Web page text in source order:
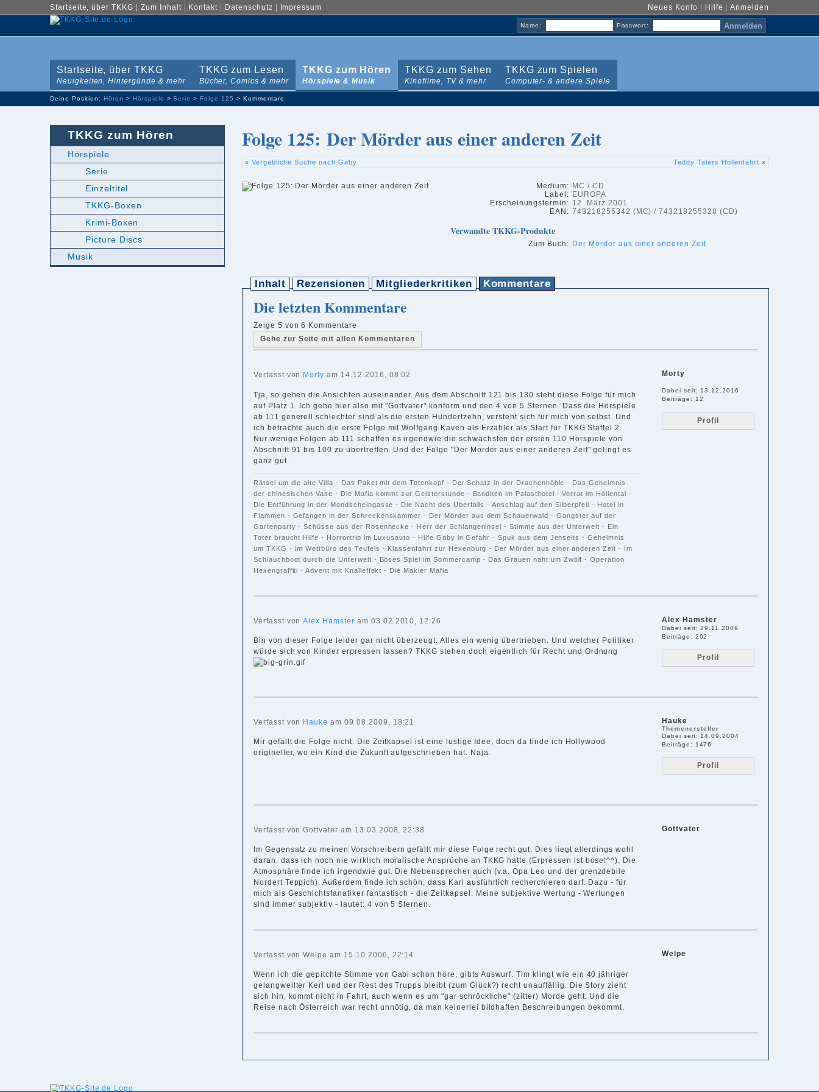
Neues Konto Hilfe |Anmelden
Startseite, über TKKG Zum Inhalt| Kontakt Datenschutz Impressum
Name: Passwort:
Startseite, über TKKG
Neuigkeiten, Hintergünde & mehr
TKKG zum Lesen
Bücher, Comics & mehr
TKKG zum Hören
Hörspiele & Musik
TKKG zum Sehen
Kinofilme, TV & mehr
TKKG zum Spielen
Computer- & andere Spiele
Deine Position:Hören > Hörspiele >Serie >Folge 125 > Kommentare
Folge 125: Der Mörder aus einer anderen Zeit
« Vergebliche Suche nach Gaby Teddy Talers Höllenfahrt »
Medium:
Label:
Erscheinungstermin:
EAN:
MC / CD
EUROPA
12. März 2001
743218255342 (MC) / 743218255328 (CD)
Verwandte TKKG-Produkte
Zum Buch: Der Mörder aus einer anderen Zeit
Inhalt Rezensionen Mitgliederkritiken Kommentare
Die letzten Kommentare
Zeige 5 von 6 Kommentare
Gehe zur Seite mit allen Kommentaren
Verfasst von Morty am 14.12.2016, 08:02
Tja, so gehen die Ansichten auseinander. Aus dem Abschnitt 121 bis 130 steht diese Folge für mich
auf Platz 1. Ich gehe hier also mit "Gottvater" konform und den 4 von 5 Sternen. Dass die Hörspiele
ab 111 generell schlechter sind als die ersten Hundertzehn, versteht sich für mich von selbst. Und
ich betrachte auch die erste Folge mit Wolfgang Kaven als Erzähler als Start für TKKG Staffel 2.
Nur wenige Folgen ab 111 schaffen es irgendwie die schwächsten der ersten 110 Hörspiele von
Abschnitt 91 bis 100 zu übertreffen. Und der Folge "Der Mörder aus einer anderen Zeit" gelingt es
ganz gut.
Rätsel um die alte Villa - Das Paket mit dem Totenkopf - Der Schatz in der Drachenhöhle - Das Geheimnis
der chinesischen Vase - Die Mafia kommt zur Geisterstunde - Banditen im Palasthotel - Verrat im Höllental -
Die Entführung in der Mondscheingasse - Die Nacht des Überfalls - Anschlag auf den Silberpfeil - Hotel in
Flammen - Gefangen in der Schreckenskammer - Der Mörder aus dem Schauerwald - Gangster auf der
Gartenparty - Schüsse aus der Rosenhecke - Herr der Schlangeninsel - Stimme aus der Unterwelt - Ein
Toter braucht Hilfe - Horrortrip im Luxusauto - Hilfe Gaby in Gefahr - Spuk aus dem Jenseits - Geheimnis
um TKKG - Im Wettbüro des Teufels - Klassenfahrt zur Hexenburg - Der Mörder aus einer anderen Zeit - Im
Schlauchboot durch die Unterwelt - Böses Spiel im Sommercamp - Das Grauen naht um Zwölf - Operation
Hexengraffiti - Advent mit Knalleffekt - Die Makler Mafia
Morty
Dabei seit: 13.12.2016
Beiträge: 12
Profil
Verfasst vonAlex Hamster am 03.02.2010, 12:26
Bin von dieser Folge leider gar nicht überzeugt. Alles ein wenig übertrieben. Und welcher Politiker
würde sich von Kinder erpressen lassen? TKKG stehen doch eigentlich für Recht und Ordnung
Alex Hamster
Dabei seit: 29.11.2009
Beiträge: 202
Profil
Verfasst von Hauke am 09.08.2009, 18:21
Mir gefällt die Folge nicht. Die Zeitkapsel ist eine lustige Idee, doch da finde ich Hollywood
origineller, wo ein Kind die Zukunft aufgeschrieben hat. Naja.
Hauke
Themenersteller
Dabei seit: 14.09.2004
Beiträge: 1476
Profil
Verfasst von Gottvater am 13.03.2008, 22:38
Im Gegensatz zu meinen Vorschreibern gefällt mir diese Folge recht gut. Dies liegt allerdings wohl
daran, dass ich noch nie wirklich moralische Ansprüche an TKKG hatte (Erpressen ist böse!^^). Die
Atmosphäre finde ich irgendwie gut. Die Nebensprecher auch (v.a. Opa Leo und der grenzdebile
Nordert Teppich). Außerdem finde ich schön, dass Karl ausführlich recherchieren darf. Dazu - für
mich als Geschichtsfanatiker fantastisch - die Zeitkapsel. Meine subjektive Wertung - Wertungen
sind immer subjektiv - lautet: 4 von 5 Sternen.
Gottvater
Verfasst von Welpe am 15.10.2006, 22:14
Wenn ich die gepitchte Stimme von Gabi schon höre, gibts Auswurf. Tim klingt wie ein 40 jähriger
gelangweilter Kerl und der Rest des Trupps bleibt (zum Glück?) recht unauffällig. Die Story zieht
sich hin, kommt nicht in Fahrt, auch wenn es um "gar schröckliche" (zitter) Morde geht. Und die
Reise nach Österreich war recht unnötig, da man keinerlei bildhaften Beschreibungen bekommt.
Welpe
TKKG zum Hören
Hörspiele
Serie
Einzeltitel
TKKG-Boxen
Krimi-Boxen
Picture Discs
Musik